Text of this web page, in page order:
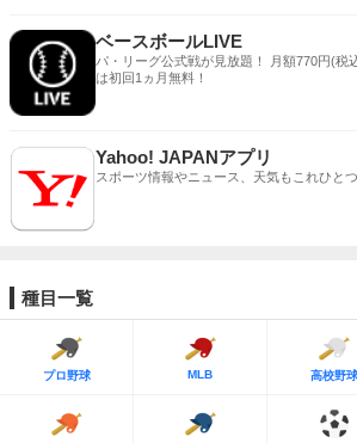
ベースボールLIVE
パ・リーグ公式戦が見放題！ 月額770円(税
は初回1ヵ月無料！
Yahoo! JAPANアプリ
スポーツ情報やニュース、天気もこれひと
種目一覧
プロ野球 MLB 高校野球